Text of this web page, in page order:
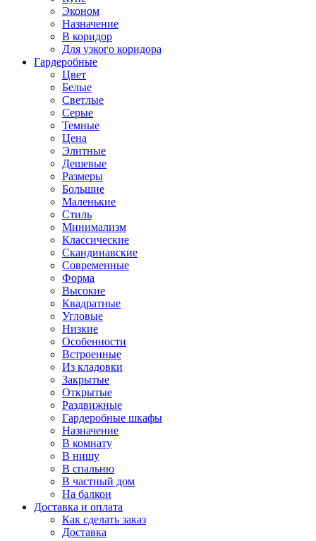
Эконом
Назначение
В коридор
Для узкого коридора
Гардеробные
Цвет
Белые
Светлые
Серые
Темные
Цена
Элитные
Дешевые
Размеры
Большие
Маленькие
Стиль
Минимализм
Классические
Скандинавские
Современные
Форма
Высокие
Квадратные
Угловые
Низкие
Особенности
Встроенные
Из кладовки
Закрытые
Открытые
Раздвижные
Гардеробные шкафы
Назначение
В комнату
В нишу
В спальню
В частный дом
На балкон
Доставка и оплата
Как сделать заказ
Доставка